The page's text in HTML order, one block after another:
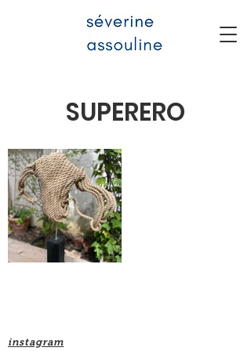
SUPERERO
instagram